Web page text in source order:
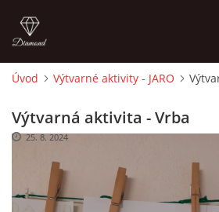
O MĚ
FOTOALBUM
Úvod Výtvarné aktivity - JARO
Výtvarná aktivita - Vrba
25. 8. 2024